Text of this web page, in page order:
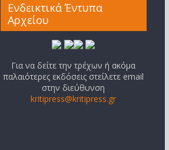
Ενδεικτικά Έντυπα
Αρχείου
Για να δείτε την τρέχων ή ακόμα
παλαιότερες εκδόσεις στείλετε email
στην διεύθυνση
kritipress@kritipress.gr